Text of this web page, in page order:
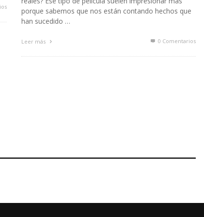
porque sabemos que nos están contando hechos que
han sucedido …
Leer más 0 Comentarios